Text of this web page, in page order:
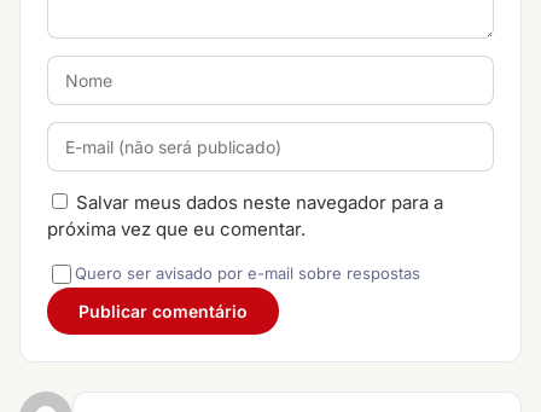
Salvar meus dados neste navegador para a
próxima vez que eu comentar.
Quero ser avisado por e-mail sobre respostas